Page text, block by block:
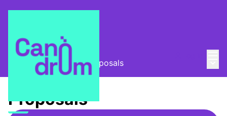
Taula Comunitària / Proposals
Proposals